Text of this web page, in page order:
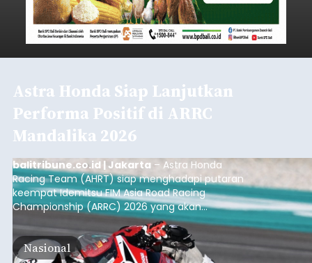
Astra Honda Siap Lanjutkan
Performa Positif di ARRC
Mandalika 2026
balitribune.co.id | Jakarta – Astra Honda
Racing Team (AHRT) siap menghadapi putaran
keempat Idemitsu FIM Asia Road Racing
Championship (ARRC) 2026 yang akan
berlangsung di Pertamina Mandalika
International Circuit, Lombok, Nusa Tenggara
Barat, pada 7–9 Agustus 2026.
Nasional